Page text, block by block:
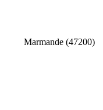
Marmande (47200)